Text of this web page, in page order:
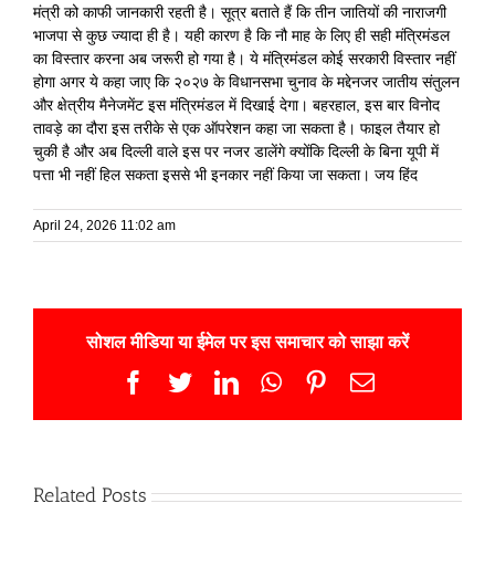
मंत्री को काफी जानकारी रहती है। सूत्र बताते हैं कि तीन जातियों की नाराजगी
भाजपा से कुछ ज्यादा ही है। यही कारण है कि नौ माह के लिए ही सही मंत्रिमंडल
का विस्तार करना अब जरूरी हो गया है। ये मंत्रिमंडल कोई सरकारी विस्तार नहीं
होगा अगर ये कहा जाए कि २०२७ के विधानसभा चुनाव के मद्देनजर जातीय संतुलन
और क्षेत्रीय मैनेजमेंट इस मंत्रिमंडल में दिखाई देगा। बहरहाल, इस बार विनोद
तावड़े का दौरा इस तरीके से एक ऑपरेशन कहा जा सकता है। फाइल तैयार हो
चुकी है और अब दिल्ली वाले इस पर नजर डालेंगे क्योंकि दिल्ली के बिना यूपी में
पत्ता भी नहीं हिल सकता इससे भी इनकार नहीं किया जा सकता। जय हिंद
April 24, 2026 11:02 am
सोशल मीडिया या ईमेल पर इस समाचार को साझा करें
Facebook
TwitterLinkedInWhatsApp
Pinterest
Email
Related Posts